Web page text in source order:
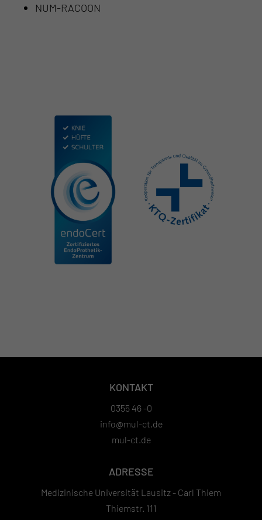
NUM-RACOON
KONTAKT
0355 46 -0
info@mul-ct.de
mul-ct.de
ADRESSE
Medizinische Universität Lausitz - Carl Thiem
Thiemstr. 111